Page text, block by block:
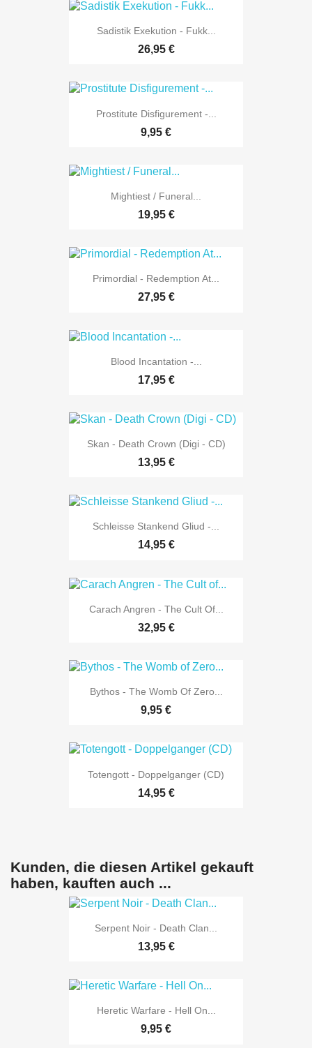
Sadistik Exekution - Fukk...
26,95 €
Prostitute Disfigurement -...
9,95 €
Mightiest / Funeral...
19,95 €
Primordial - Redemption At...
27,95 €
Blood Incantation -...
17,95 €
Skan - Death Crown (Digi - CD)
13,95 €
Schleisse Stankend Gliud -...
14,95 €
Carach Angren - The Cult Of...
32,95 €
Bythos - The Womb Of Zero...
9,95 €
Totengott - Doppelganger (CD)
14,95 €
Kunden, die diesen Artikel gekauft
haben, kauften auch ...
Serpent Noir - Death Clan...
13,95 €
Heretic Warfare - Hell On...
9,95 €